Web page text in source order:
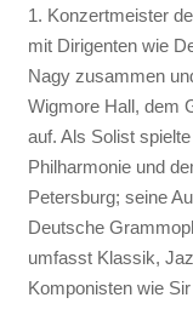
1. Konzertmeister
mit Dirigenten wie
Nagy zusammen
Wigmore Hall, dem
auf. Als Solist
Philharmonie und
Petersburg; seine
Deutsche
umfasst Klassik,
Komponisten wie